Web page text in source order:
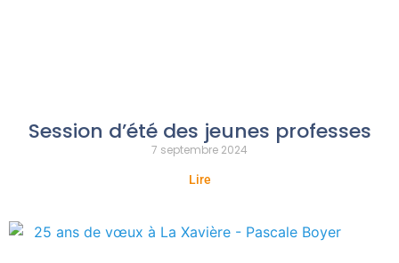
Session d’été des jeunes professes
7 septembre 2024
Lire